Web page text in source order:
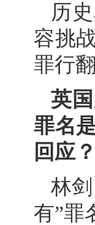
历
容挑
罪行
英
罪名
回应？
林
有”罪